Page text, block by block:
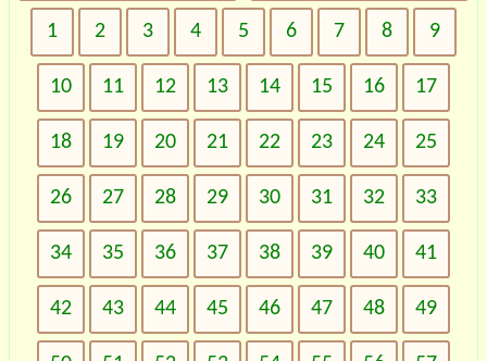
1 2 3 4 5 6 7 8 9
10 11 12 13 14 15 16 17
18 19 20 21 22 23 24 25
26 27 28 29 30 31 32 33
34 35 36 37 38 39 40 41
42 43 44 45 46 47 48 49